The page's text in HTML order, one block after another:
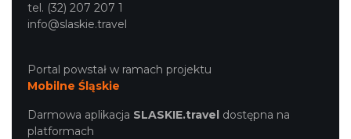
tel. (32) 207 207 1
info@slaskie.travel
Portal powstał w ramach projektu
Mobilne Śląskie
Darmowa aplikacja SLASKIE.travel dostępna na
platformach